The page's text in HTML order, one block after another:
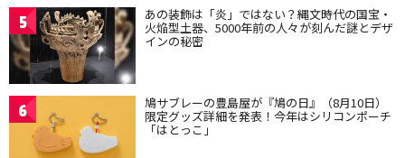
5 あの装飾は「炎」ではない？縄文時代の国宝・
火焔型土器、5000年前の人々が刻んだ謎とデザ
インの秘密
6 鳩サブレーの豊島屋が『鳩の日』（8月10日）
限定グッズ詳細を発表！今年はシリコンポーチ
「はとっこ」